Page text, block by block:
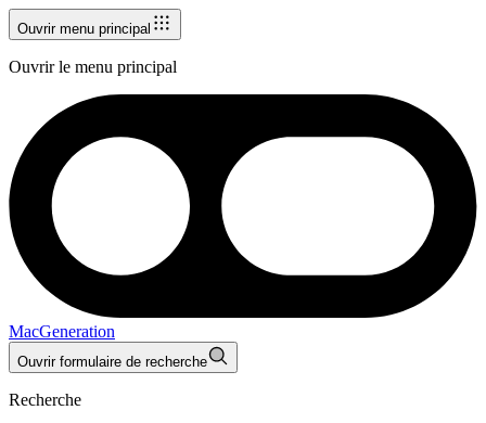
Ouvrir menu principal
Ouvrir le menu principal
MacGeneration
Ouvrir formulaire de recherche
Recherche